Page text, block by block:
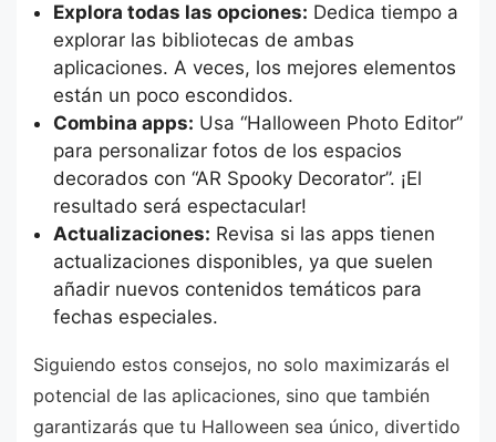
Explora todas las opciones: Dedica tiempo a
explorar las bibliotecas de ambas
aplicaciones. A veces, los mejores elementos
están un poco escondidos.
Combina apps: Usa “Halloween Photo Editor”
para personalizar fotos de los espacios
decorados con “AR Spooky Decorator”. ¡El
resultado será espectacular!
Actualizaciones: Revisa si las apps tienen
actualizaciones disponibles, ya que suelen
añadir nuevos contenidos temáticos para
fechas especiales.
Siguiendo estos consejos, no solo maximizarás el
potencial de las aplicaciones, sino que también
garantizarás que tu Halloween sea único, divertido